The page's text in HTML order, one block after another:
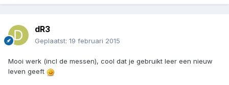
dR3
Geplaatst: 19 februari 2015
Mooi werk (incl de messen), cool dat je gebruikt leer een nieuw
leven geeft